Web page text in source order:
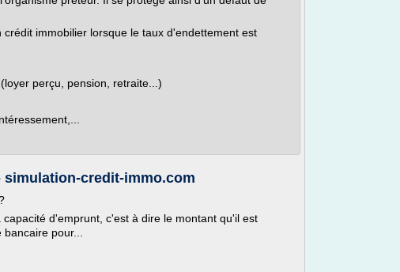
immobilier lorsque le taux d'endettement est
perçu, pension, retraite...)
simulation-credit-immo.com
d'emprunt, c'est à dire le montant qu'il est
pour...